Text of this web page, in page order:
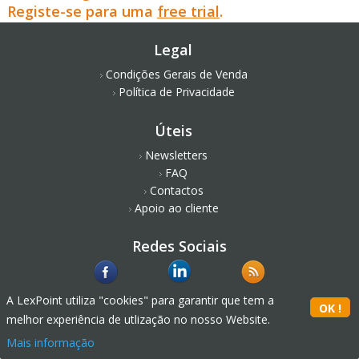
Registe-se para uma free trial.
Legal
Condições Gerais de Venda
Política de Privacidade
Úteis
Newsletters
FAQ
Contactos
Apoio ao cliente
Redes Sociais
A LexPoint utiliza "cookies" para garantir que tem a
melhor experiência de utlização no nosso Website.
Mais informação